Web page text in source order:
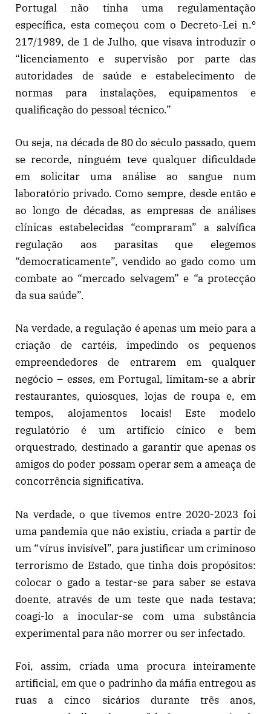
Portugal não tinha uma regulamentação
específica, esta começou com o Decreto-Lei n.º
217/1989, de 1 de Julho, que visava introduzir o
“licenciamento e supervisão por parte das
autoridades de saúde e estabelecimento de
normas para instalações, equipamentos e
qualificação do pessoal técnico.”
Ou seja, na década de 80 do século passado, quem
se recorde, ninguém teve qualquer dificuldade
em solicitar uma análise ao sangue num
laboratório privado. Como sempre, desde então e
ao longo de décadas, as empresas de análises
clínicas estabelecidas “compraram” a salvífica
regulação aos parasitas que elegemos
“democraticamente”, vendido ao gado como um
combate ao “mercado selvagem” e “a protecção
da sua saúde”.
Na verdade, a regulação é apenas um meio para a
criação de cartéis, impedindo os pequenos
empreendedores de entrarem em qualquer
negócio – esses, em Portugal, limitam-se a abrir
restaurantes, quiosques, lojas de roupa e, em
tempos, alojamentos locais! Este modelo
regulatório é um artifício cínico e bem
orquestrado, destinado a garantir que apenas os
amigos do poder possam operar sem a ameaça de
concorrência significativa.
Na verdade, o que tivemos entre 2020-2023 foi
uma pandemia que não existiu, criada a partir de
um “vírus invisível”, para justificar um criminoso
terrorismo de Estado, que tinha dois propósitos:
colocar o gado a testar-se para saber se estava
doente, através de um teste que nada testava;
coagi-lo a inocular-se com uma substância
experimental para não morrer ou ser infectado.
Foi, assim, criada uma procura inteiramente
artificial, em que o padrinho da máfia entregou as
ruas a cinco sicários durante três anos,